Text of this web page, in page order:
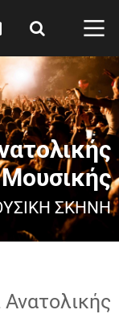
Μουσικής
ΣΚΗΝΉ